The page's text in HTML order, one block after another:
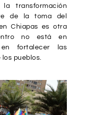
transformación
de la toma del
Chiapas es otra
no está en
fortalecer las
pueblos.